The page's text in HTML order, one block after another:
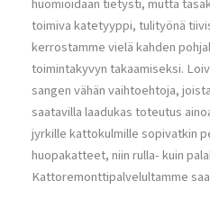
huomioidaan tietysti, mutta
toimiva katetyyppi, tulityönä
kerrostamme vielä kahden
toimintakyvyn takaamiseksi.
sangen vähän vaihtoehtoja,
saatavilla laadukas toteutus
jyrkille kattokulmille sopivatkin
huopakatteet, niin rulla- kuin
Kattoremonttipalvelultamme